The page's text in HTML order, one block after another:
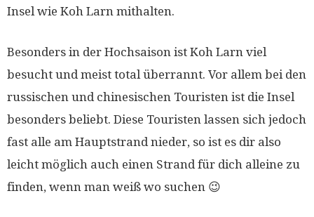
Insel wie Koh Larn mithalten.
Besonders in der Hochsaison ist Koh Larn viel
besucht und meist total überrannt. Vor allem bei den
russischen und chinesischen Touristen ist die Insel
besonders beliebt. Diese Touristen lassen sich jedoch
fast alle am Hauptstrand nieder, so ist es dir also
leicht möglich auch einen Strand für dich alleine zu
finden, wenn man weiß wo suchen 😉